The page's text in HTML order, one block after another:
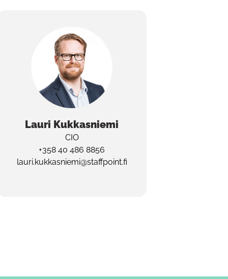
Lauri Kukkasniemi
CIO
+358 40 486 8856
lauri.kukkasniemi@staffpoint.fi